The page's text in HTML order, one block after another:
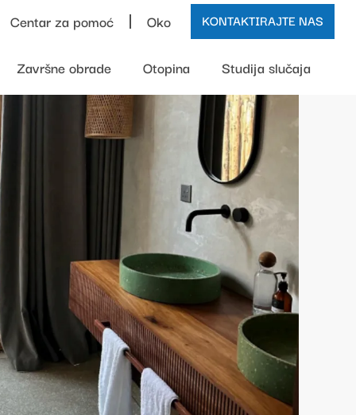
Centar za pomoć Oko KONTAKTIRAJTE NAS
Završne obrade Otopina Studija slučaja